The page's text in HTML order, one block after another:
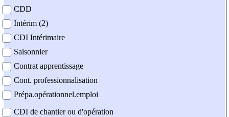
CDD
Intérim (2)
CDI Intérimaire
Saisonnier
Contrat apprentissage
Cont. professionnalisation
Prépa.opérationnel.emploi
CDI de chantier ou d'opération